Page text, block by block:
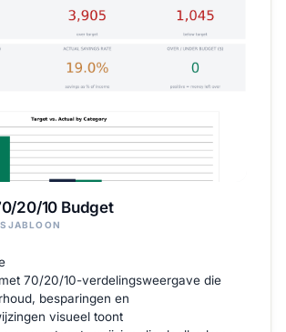
20/10 Budget
70/20/10-verdelingsweergave die
besparingen en
visueel toont